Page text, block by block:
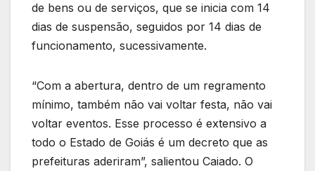
de bens ou de serviços, que se inicia com 14
dias de suspensão, seguidos por 14 dias de
funcionamento, sucessivamente.
“Com a abertura, dentro de um regramento
mínimo, também não vai voltar festa, não vai
voltar eventos. Esse processo é extensivo a
todo o Estado de Goiás é um decreto que as
prefeituras aderiram”, salientou Caiado. O